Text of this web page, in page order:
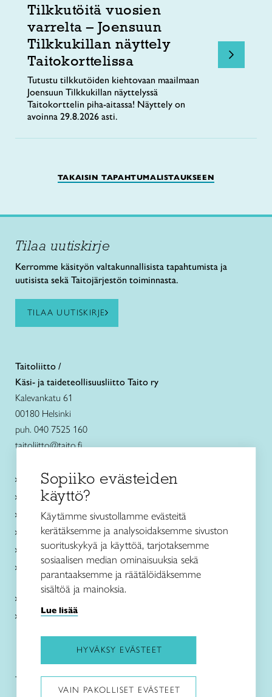
Tilkkutöitä vuosien
varrelta – Joensuun
Tilkkukillan näyttely
Taitokorttelissa
Tutustu tilkkutöiden kiehtovaan maailmaan
Joensuun Tilkkukillan näyttelyssä
Taitokorttelin piha-aitassa! Näyttely on
avoinna 29.8.2026 asti.
TAKAISIN TAPAHTUMALISTAUKSEEN
Tilaa uutiskirje
Kerromme käsityön valtakunnallisista tapahtumista ja
uutisista sekä Taitojärjestön toiminnasta.
TILAA UUTISKIRJE
Taitoliitto /
Käsi- ja taideteollisuusliitto Taito ry
Kalevankatu 61
00180 Helsinki
puh. 040 7525 160
taitoliitto@taito.fi
Käsityökurssit ja koulutus
Ajankohtaista
Käsityöohjeet
Me olemme Taito
Paikallinen toiminta
Verkkokaupat
Kirjaudu Arviin
Kirjaudu Taitocampukseen
Taitoliitto: Taito-lehti:
Sopiiko evästeiden
käyttö?
Käytämme sivustollamme evästeitä
kerätäksemme ja analysoidaksemme sivuston
suorituskykyä ja käyttöä, tarjotaksemme
sosiaalisen median ominaisuuksia sekä
parantaaksemme ja räätälöidäksemme
sisältöä ja mainoksia.
Lue lisää
HYVÄKSY EVÄSTEET
VAIN PAKOLLISET EVÄSTEET